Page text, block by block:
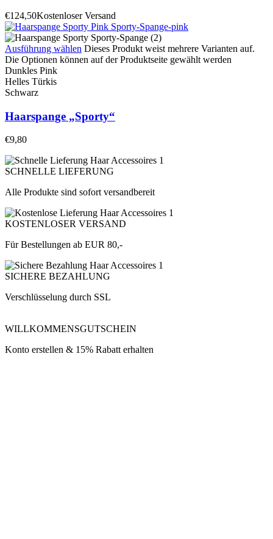
€124,50Kostenloser Versand
Ausführung wählen Dieses Produkt weist mehrere Varianten auf.
Die Optionen können auf der Produktseite gewählt werden
Dunkles Pink
Helles Türkis
Schwarz
Haarspange „Sporty“
€9,80
SCHNELLE LIEFERUNG
Alle Produkte sind sofort versandbereit
KOSTENLOSER VERSAND
Für Bestellungen ab EUR 80,-
SICHERE BEZAHLUNG
Verschlüsselung durch SSL
WILLKOMMENSGUTSCHEIN
Konto erstellen & 15% Rabatt erhalten